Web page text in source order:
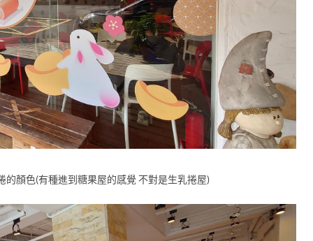
顏色(有種進到糖果屋的感覺 不對是生乳捲屋)